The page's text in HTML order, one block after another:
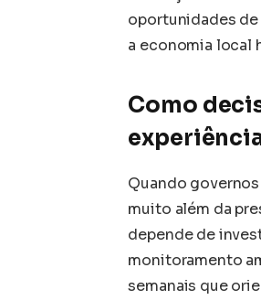
oportunidades
a economia local
Como
Quando
muito além da
depende de
monitoramento
semanais que